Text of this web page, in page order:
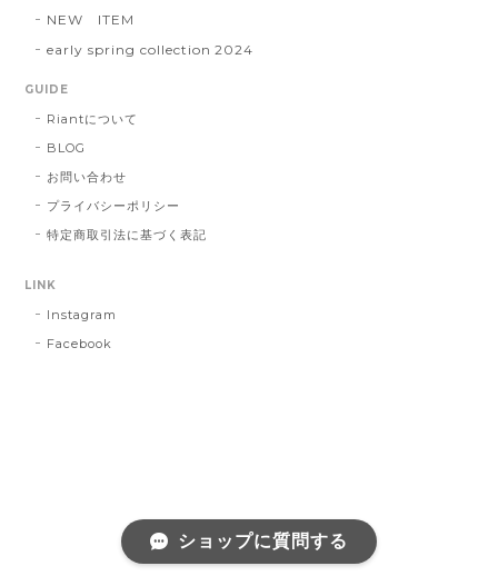
NEW ITEM
early spring collection 2024
GUIDE
Riantについて
BLOG
お問い合わせ
プライバシーポリシー
特定商取引法に基づく表記
LINK
Instagram
Facebook
ショップに質問する